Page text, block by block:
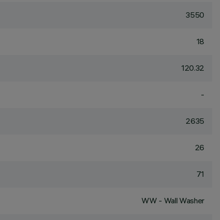
3550
18
120.32
-
2635
26
71
WW - Wall Washer